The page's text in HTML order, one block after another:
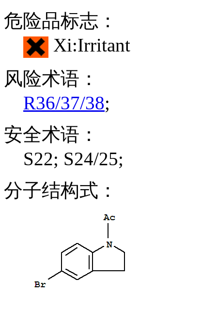
危险品标志：
Xi:Irritant
风险术语：
R36/37/38;
安全术语：
S22; S24/25;
分子结构式：